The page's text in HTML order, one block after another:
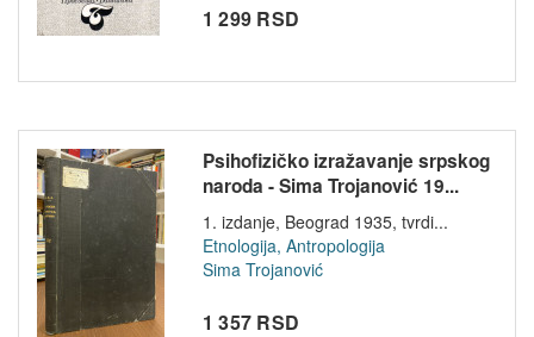
1 299 RSD
Psihofizičko izražavanje srpskog
naroda - Sima Trojanović 19...
1. izdanje, Beograd 1935, tvrdi...
Etnologija, Antropologija
Sima Trojanović
1 357 RSD